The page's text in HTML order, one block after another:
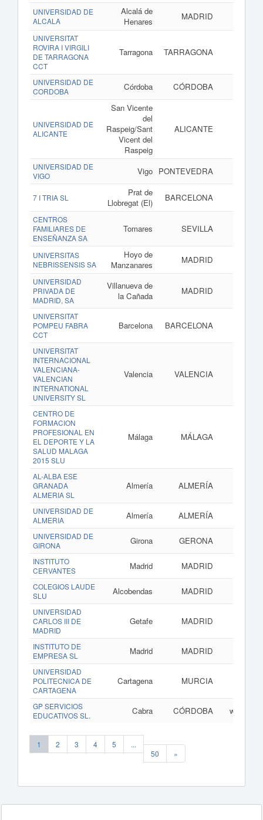
UNIVERSIDAD DE
ALCALA
Alcalá de
Henares
MADRID
UNIVERSITAT
ROVIRA I VIRGILI
DE TARRAGONA
CCT
Tarragona TARRAGONA
UNIVERSIDAD DE
CORDOBA
Córdoba CÓRDOBA
UNIVERSIDAD DE
ALICANTE
San Vicente
del
Raspeig/Sant
Vicent del
Raspeig
ALICANTE
UNIVERSIDAD DE
VIGO
Vigo PONTEVEDRA
7 I TRIA SL
Prat de
Llobregat (El)
BARCELONA
CENTROS
FAMILIARES DE
ENSEÑANZA SA
Tomares SEVILLA
UNIVERSITAS
NEBRISSENSIS SA
Hoyo de
Manzanares
MADRID
UNIVERSIDAD
PRIVADA DE
MADRID, SA
Villanueva de
la Cañada
MADRID
UNIVERSITAT
POMPEU FABRA
CCT
Barcelona BARCELONA
UNIVERSITAT
INTERNACIONAL
VALENCIANA-
VALENCIAN
INTERNATIONAL
UNIVERSITY SL
Valencia VALENCIA
CENTRO DE
FORMACION
PROFESIONAL EN
EL DEPORTE Y LA
SALUD MALAGA
2015 SLU
Málaga MÁLAGA
AL-ALBA ESE
GRANADA
ALMERIA SL
Almería ALMERÍA
UNIVERSIDAD DE
ALMERIA
Almería ALMERÍA
UNIVERSIDAD DE
GIRONA
Girona GERONA
INSTITUTO
CERVANTES
Madrid MADRID
COLEGIOS LAUDE
SLU
Alcobendas MADRID
UNIVERSIDAD
CARLOS III DE
MADRID
Getafe MADRID
INSTITUTO DE
EMPRESA SL
Madrid MADRID
UNIVERSIDAD
POLITECNICA DE
CARTAGENA
Cartagena MURCIA
GP SERVICIOS
EDUCATIVOS SL.
Cabra CÓRDOBA
1 2 3 4 5
...
50
»